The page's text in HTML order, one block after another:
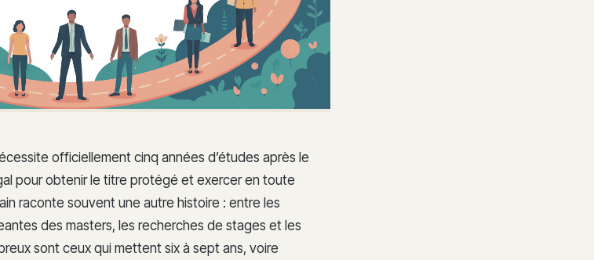
officiellement cinq années d’études après le
pour obtenir le titre protégé et exercer en toute
raconte souvent une autre histoire : entre les
des masters, les recherches de stages et les
sont ceux qui mettent six à sept ans, voire